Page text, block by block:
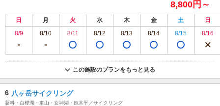
8,800円～
日 月 火 水 木 金 土
日
8/9
8/10 8/11 8/12 8/13 8/14 8/15 8/16
この施設のプランをもっと見る
6 八ヶ岳サイクリング
蓼科・白樺湖・車山・女神湖・姫木平／サイクリング